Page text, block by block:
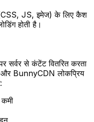
JS, इमेज) के लिए कैश
होती है।
सर्वर से कंटेंट वितरित करता
BunnyCDN लोकप्रिय